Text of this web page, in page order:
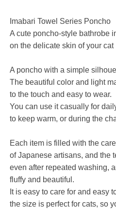
Imabari Towel Series Poncho
A cute poncho-style bathrobe
on the delicate skin of your cat
A poncho with a simple
The beautiful color and light
to the touch and easy to wear.
You can use it casually for
to keep warm, or during the
Each item is filled with the
of Japanese artisans, and the
even after repeated washing,
fluffy and beautiful.
It is easy to care for and easy
the size is perfect for cats, so